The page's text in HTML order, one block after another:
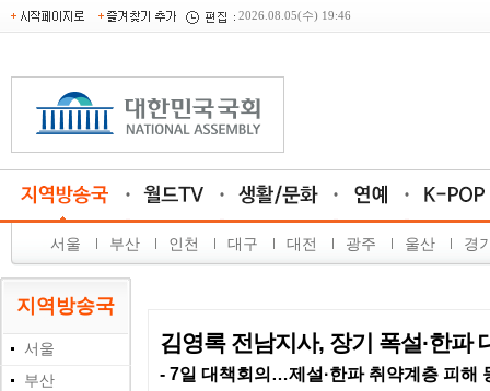
2026.08.05(수) 19:46
서울 부산 인천 대구 대전 광주 울산 경
지역방송국
서울
부산
김영록 전남지사, 장기 폭설·한파
- 7일 대책회의…제설·한파 취약계층 피해